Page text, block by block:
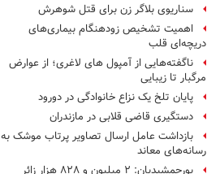
سناریوی بلاگر زن برای قتل شوهرش
اهمیت تشخیص زودهنگام بیماری‌های
دریچه‌ای قلب
ناگفته‌هایی از آمپول های لاغری؛ از عوارض
مرگبار تا زیبایی
پایان تلخ یک نزاع خانوادگی در دورود
دستگیری قاضی قلابی در مازندران
بازداشت عامل ارسال تصاویر پرتاب موشک به
رسانه‌های معاند
پورجمشیدیان: ۲ میلیون و ۸۲۸ هزار زائر